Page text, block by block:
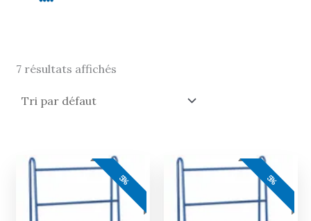
7 résultats affichés
5%
prix
initial
était :
est :
5%
prix
initial
était :
est :